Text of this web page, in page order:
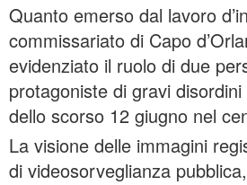
Quanto emerso dal lavoro
commissariato di Capo
evidenziato il ruolo di due
protagoniste di gravi
dello scorso 12 giugno nel
La visione delle immagini
di videosorveglianza